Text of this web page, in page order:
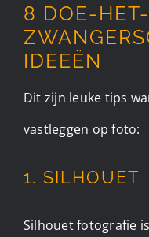
8 DOE-
IDEEËN
Dit zijn leuke tips
vastleggen op foto:
1. SILHOUET
Silhouet fotografie